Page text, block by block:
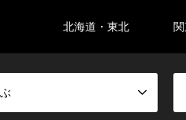
北海道・東北